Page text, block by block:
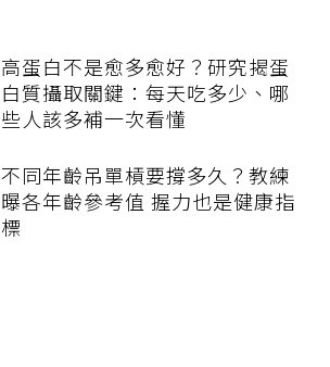
高蛋白不是愈多愈好？研究揭蛋
白質攝取關鍵：每天吃多少、哪
些人該多補一次看懂
不同年齡吊單槓要撐多久？教練
曝各年齡參考值 握力也是健康指
標